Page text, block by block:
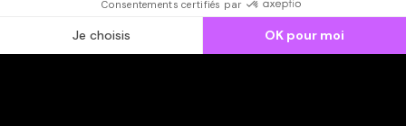
Qui sommes-nous ?